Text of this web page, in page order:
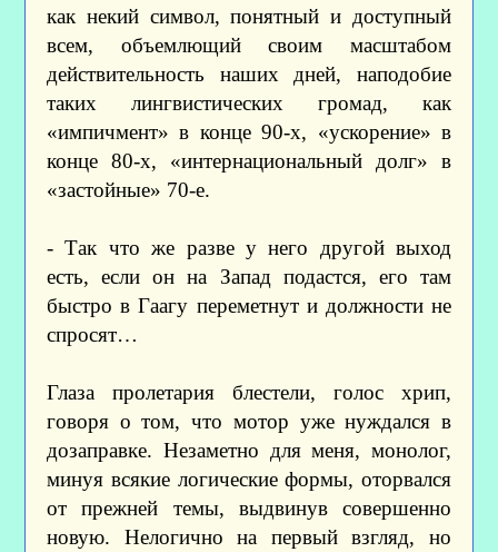
как некий символ, понятный и доступный
всем, объемлющий своим масштабом
действительность наших дней, наподобие
таких лингвистических громад, как
«импичмент» в конце 90-х, «ускорение» в
конце 80-х, «интернациональный долг» в
«застойные» 70-е.
- Так что же разве у него другой выход
есть, если он на Запад подастся, его там
быстро в Гаагу переметнут и должности не
спросят…
Глаза пролетария блестели, голос хрип,
говоря о том, что мотор уже нуждался в
дозаправке. Незаметно для меня, монолог,
минуя всякие логические формы, оторвался
от прежней темы, выдвинув совершенно
новую. Нелогично на первый взгляд, но